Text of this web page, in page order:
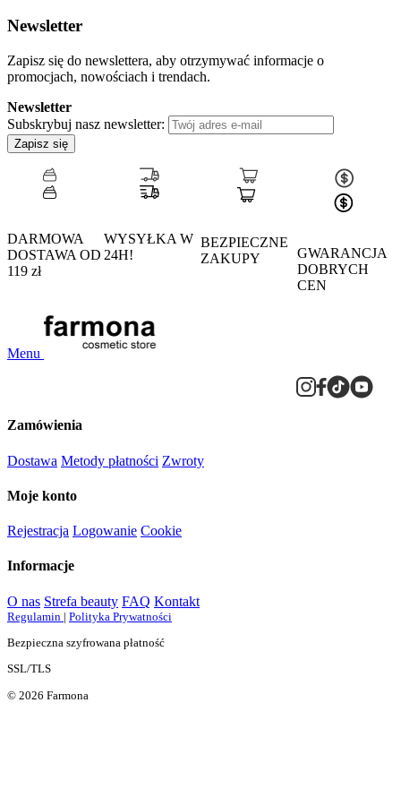
Newsletter
Zapisz się do newslettera, aby otrzymywać informacje o
promocjach, nowościach i trendach.
Newsletter
Subskrybuj nasz newsletter:
Zapisz się
DARMOWA
DOSTAWA OD
119 zł
WYSYŁKA W
24H!
BEZPIECZNE
ZAKUPY
GWARANCJA
DOBRYCH
CEN
Menu
Zamówienia
Dostawa Metody płatności Zwroty
Moje konto
Rejestracja Logowanie Cookie
Informacje
O nas Strefa beauty FAQ Kontakt
Regulamin | Polityka Prywatności
Bezpieczna szyfrowana płatność
SSL/TLS
© 2026 Farmona